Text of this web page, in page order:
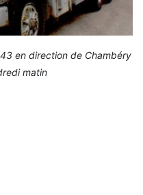
en direction de Chambéry
matin